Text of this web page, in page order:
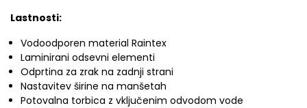
Lastnosti:
Vodoodporen material Raintex
Laminirani odsevni elementi
Odprtina za zrak na zadnji strani
Nastavitev širine na manšetah
Potovalna torbica z vključenim odvodom vode